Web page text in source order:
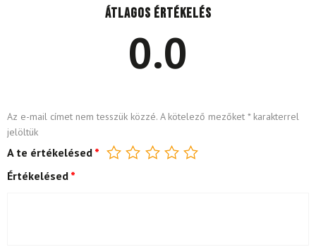
Átlagos értékelés
0.0
Az e-mail címet nem tesszük közzé. A kötelező mezőket *karakterrel
jelöltük
A te értékelésed *
Értékelésed *